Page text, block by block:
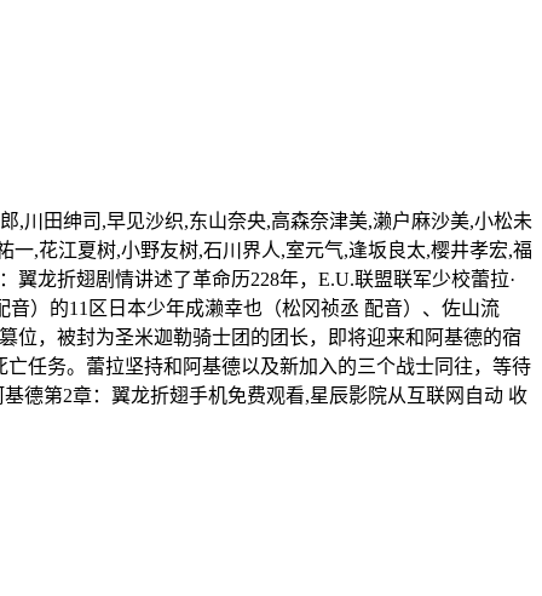
,川田绅司,早见沙织,东山奈央,高森奈津美,濑户麻沙美,小松未
,花江夏树,小野友树,石川界人,室元气,逢坂良太,樱井孝宏,福
翼龙折翅剧情讲述了革命历228年，E.U.联盟联军少校蕾拉·
）的11区日本少年成濑幸也（松冈祯丞 配音）、佐山流
位，被封为圣米迦勒骑士团的团长，即将迎来和阿基德的宿
任务。蕾拉坚持和阿基德以及新加入的三个战士同往，等待
德第2章：翼龙折翅手机免费观看,星辰影院从互联网自动 收